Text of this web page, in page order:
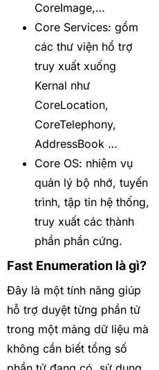
CoreImage,…
Core Services: gồm
các thư viện hổ trợ
truy xuất xuống
Kernal như
CoreLocation,
CoreTelephony,
AddressBook …
Core OS: nhiệm vụ
quản lý bộ nhớ, tuyến
trình, tập tin hệ thống,
truy xuất các thành
phần phần cứng.
Fast Enumeration là gì?
Đây là một tính năng giúp
hỗ trợ duyệt từng phần tử
trong một mảng dữ liệu mà
không cần biết tổng số